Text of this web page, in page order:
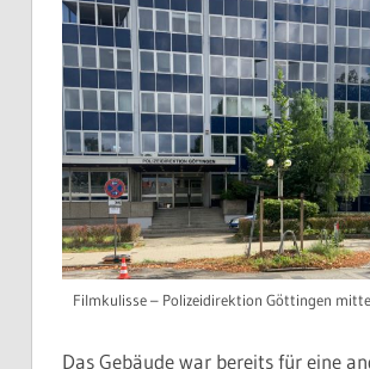
Filmkulisse – Polizeidirektion Göttingen
Das Gebäude war bereits für eine